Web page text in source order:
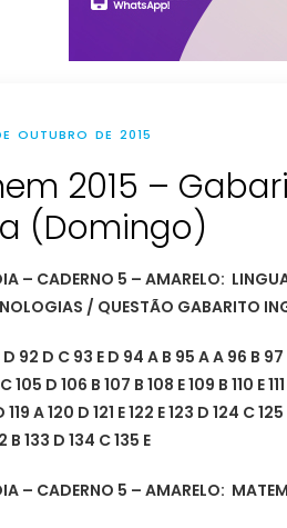
OUTUBRO DE 2015
2015 –
(Domingo)
– CADERNO 5 – AMARELO:
/ QUESTÃO GABARITO
D 92 D C 93 E D 94 A B 95 A A 96 B 97
105 D 106 B 107 B 108 E 109 B 110 E 111
119 A 120 D 121 E 122 E 123 D 124 C
B 133 D 134 C 135 E
– CADERNO 5 – AMARELO: